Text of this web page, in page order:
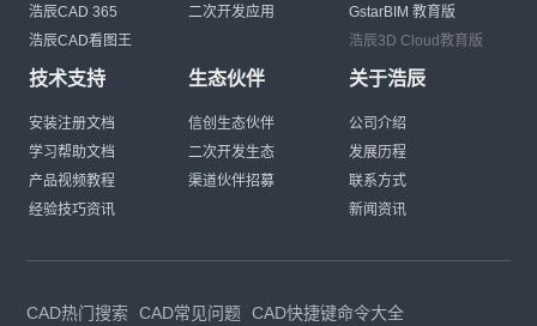
浩辰CAD 365
浩辰CAD看图王
二次开发应用
GstarBIM 教育版
浩辰3D Cloud教育版
技术支持
安装注册文档
学习帮助文档
产品视频教程
经验技巧资讯
生态伙伴
信创生态伙伴
二次开发生态
渠道伙伴招募
关于浩辰
公司介绍
发展历程
联系方式
新闻资讯
CAD热门搜索 CAD常见问题 CAD快捷键命令大全